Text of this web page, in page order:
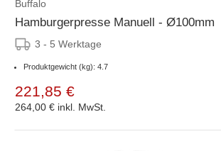
Buffalo
Hamburgerpresse Manuell - Ø100mm
3 - 5 Werktage
Produktgewicht (kg): 4.7
221,85 €
264,00 € inkl. MwSt.